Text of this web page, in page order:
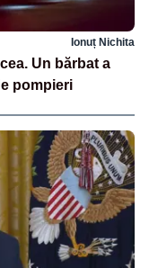
Ionuț Nichita
Un bărbat a
pompieri